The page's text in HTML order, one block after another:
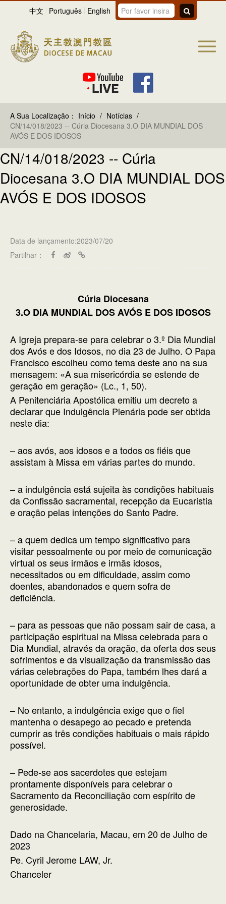
中文 Português English
A Sua Localização： Início / Notícias /
CN/14/018/2023 -- Cúria Diocesana 3.O DIA MUNDIAL DOS
AVÓS E DOS IDOSOS
CN/14/018/2023 -- Cúria
Diocesana 3.O DIA MUNDIAL DOS
AVÓS E DOS IDOSOS
Data de lançamento:2023/07/20
Partilhar：
Cúria Diocesana
3.O DIA MUNDIAL DOS AVÓS E DOS IDOSOS
A Igreja prepara-se para celebrar o 3.º Dia Mundial
dos Avós e dos Idosos, no dia 23 de Julho. O Papa
Francisco escolheu como tema deste ano na sua
mensagem: «A sua misericórdia se estende de
geração em geração» (Lc., 1, 50).
A Penitenciária Apostólica emitiu um decreto a
declarar que Indulgência Plenária pode ser obtida
neste dia:
– aos avós, aos idosos e a todos os fiéis que
assistam à Missa em várias partes do mundo.
– a indulgência está sujeita às condições habituais
da Confissão sacramental, recepção da Eucaristia
e oração pelas intenções do Santo Padre.
– a quem dedica um tempo significativo para
visitar pessoalmente ou por meio de comunicação
virtual os seus irmãos e irmãs idosos,
necessitados ou em dificuldade, assim como
doentes, abandonados e quem sofra de
deficiência.
– para as pessoas que não possam sair de casa, a
participação espiritual na Missa celebrada para o
Dia Mundial, através da oração, da oferta dos seus
sofrimentos e da visualização da transmissão das
várias celebrações do Papa, também lhes dará a
oportunidade de obter uma indulgência.
– No entanto, a indulgência exige que o fiel
mantenha o desapego ao pecado e pretenda
cumprir as três condições habituais o mais rápido
possível.
– Pede-se aos sacerdotes que estejam
prontamente disponíveis para celebrar o
Sacramento da Reconciliação com espírito de
generosidade.
Dado na Chancelaria, Macau, em 20 de Julho de
2023
Pe. Cyril Jerome LAW, Jr.
Chanceler